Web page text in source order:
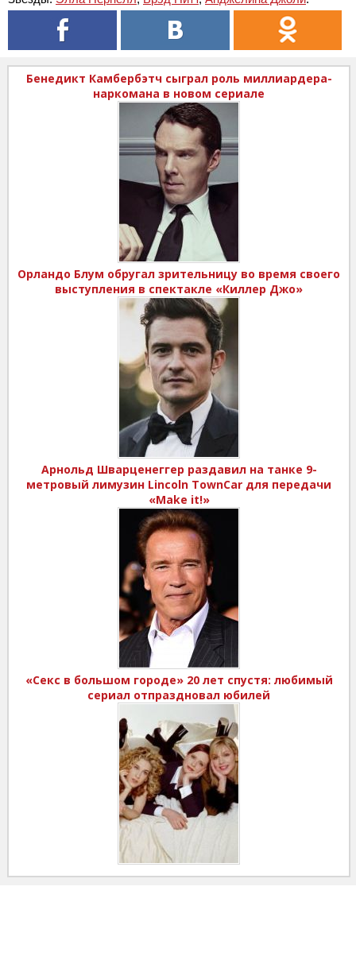
Бенедикт Камбербэтч сыграл роль миллиардера-
наркомана в новом сериале
Орландо Блум обругал зрительницу во время своего
выступления в спектакле «Киллер Джо»
Арнольд Шварценеггер раздавил на танке 9-
метровый лимузин Lincoln TownCar для передачи
«Make it!»
«Секс в большом городе» 20 лет спустя: любимый
сериал отпраздновал юбилей